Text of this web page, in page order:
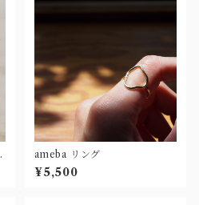
ameba リング
¥5,500